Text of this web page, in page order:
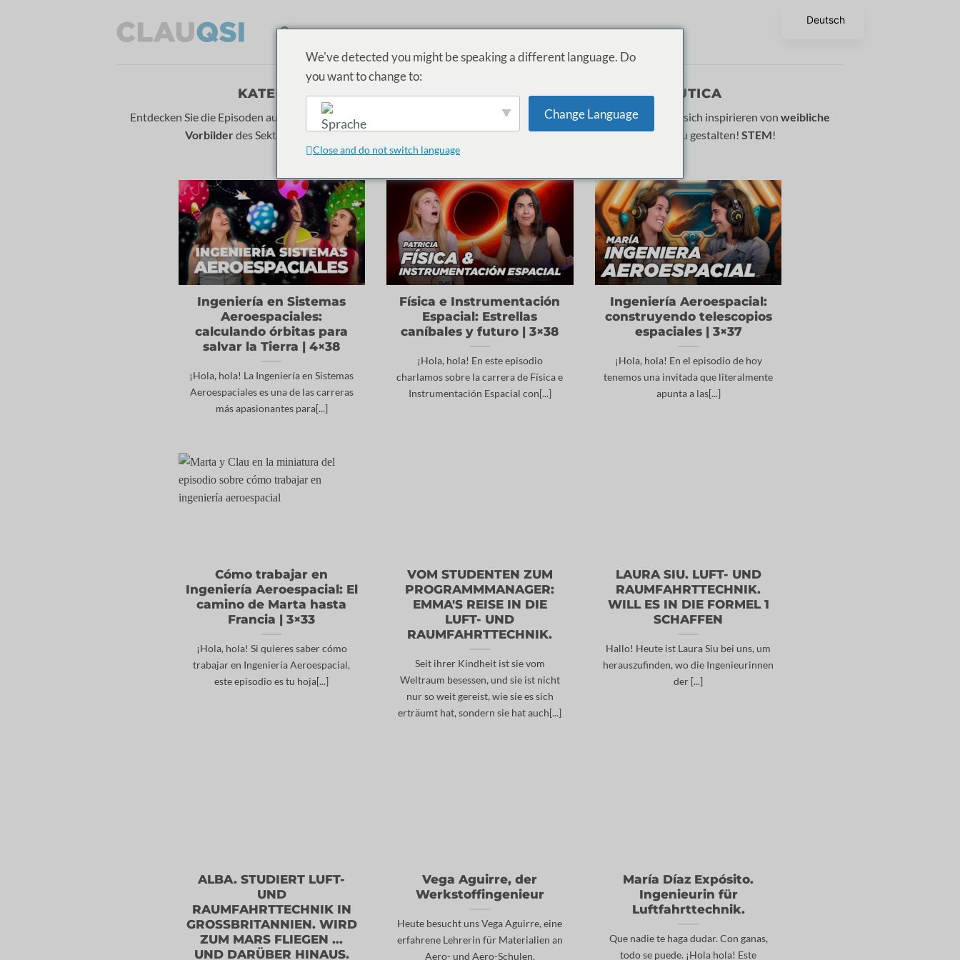
STARTSEITE EPISODEN BLOG TESTIMONIALS KONTAKT INVITADAS
KATEGORIE ARCHIV:INGENIERÍA AEROESPACIAL Y AERONÁUTICA
Entdecken Sie die Episoden auf Karrieren in der Luft- und Raumfahrt und in der Luftfahrttechnikund lassen Sie sich inspirieren von weibliche
Vorbilderdes Sektors! Hören Sie sich Ratschläge und Erfahrungen an und beginnen Sie, Ihre Zukunft zu gestalten! STEM!
Ingeniería en Sistemas
Aeroespaciales:
calculando órbitas para
salvar la Tierra | 4×38
¡Hola, hola! La Ingeniería en Sistemas
Aeroespaciales es una de las carreras
más apasionantes para[...]
Física e Instrumentación
Espacial: Estrellas
caníbales y futuro | 3×38
¡Hola, hola! En este episodio
charlamos sobre la carrera de Física e
Instrumentación Espacial con[...]
Ingeniería Aeroespacial:
construyendo telescopios
espaciales | 3×37
¡Hola, hola! En el episodio de hoy
tenemos una invitada que literalmente
apunta a las[...]
Cómo trabajar en
Ingeniería Aeroespacial: El
camino de Marta hasta
Francia | 3×33
¡Hola, hola! Si quieres saber cómo
trabajar en Ingeniería Aeroespacial,
este episodio es tu hoja[...]
VOM STUDENTEN ZUM
PROGRAMMMANAGER:
EMMA'S REISE IN DIE
LUFT- UND
RAUMFAHRTTECHNIK.
Seit ihrer Kindheit ist sie vom
Weltraum besessen, und sie ist nicht
nur so weit gereist, wie sie es sich
erträumt hat, sondern sie hat auch[...]
LAURA SIU. LUFT- UND
RAUMFAHRTTECHNIK.
WILL ES IN DIE FORMEL 1
SCHAFFEN
Hallo! Heute ist Laura Siu bei uns, um
herauszufinden, wo die Ingenieurinnen
der [...]
ALBA. STUDIERT LUFT-
UND
RAUMFAHRTTECHNIK IN
GROSSBRITANNIEN. WIRD
ZUM MARS FLIEGEN ...
UND DARÜBER HINAUS.
Vega Aguirre, der
Werkstoffingenieur
Heute besucht uns Vega Aguirre, eine
erfahrene Lehrerin für Materialien an
Aero- und Aero-Schulen.
María Díaz Expósito.
Ingenieurin für
Luftfahrttechnik.
Que nadie te haga dudar. Con ganas,
todo se puede. ¡Hola hola! Este
We've detected you might be speaking a different language. Do
you want to change to:
English
Change Language
Close and do not switch language
Deutsch